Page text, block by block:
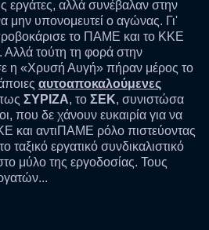
εργάτες, αλλά συνέβαλαν στην
μην υπονομευτεί ο αγώνας. Γι'
το ΠΑΜΕ και το ΚΚΕ
Αλλά τούτη τη φορά στην
η «Χρυσή Αυγή» πήραν μέρος το
αυτοαποκαλούμενες
ΣΥΡΙΖΑ, το ΣΕΚ, συνιστώσα
που δε χάνουν ευκαιρία για να
και αντιΠΑΜΕ ρόλο πιστεύοντας
εργατικό συνδικαλιστικό
μύλο της εργοδοσίας. Τους